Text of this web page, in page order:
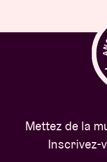
Mettez de la
Inscrivez-